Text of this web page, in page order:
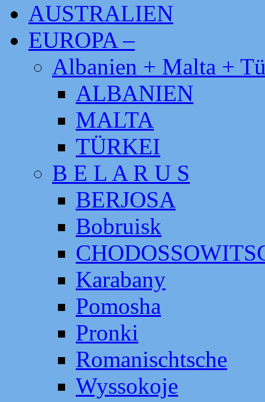
AUSTRALIEN
EUROPA –
Albanien + Malta +
ALBANIEN
MALTA
TÜRKEI
B E L A R U S
BERJOSA
Bobruisk
Karabany
Pomosha
Pronki
Romanischtsche
Wyssokoje